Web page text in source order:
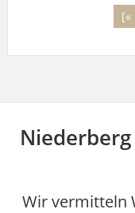
[«
Wir vermitteln